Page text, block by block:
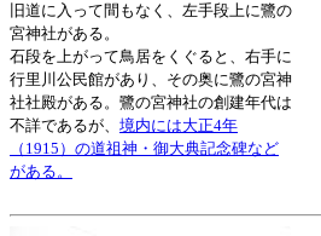
旧道に入って間もなく、左手段上に鷺の
宮神社がある。
石段を上がって鳥居をくぐると、右手に
行里川公民館があり、その奥に鷺の宮神
社社殿がある。鷺の宮神社の創建年代は
不詳であるが、 境内には大正4年
（1915）の道祖神・御大典記念碑など
がある。